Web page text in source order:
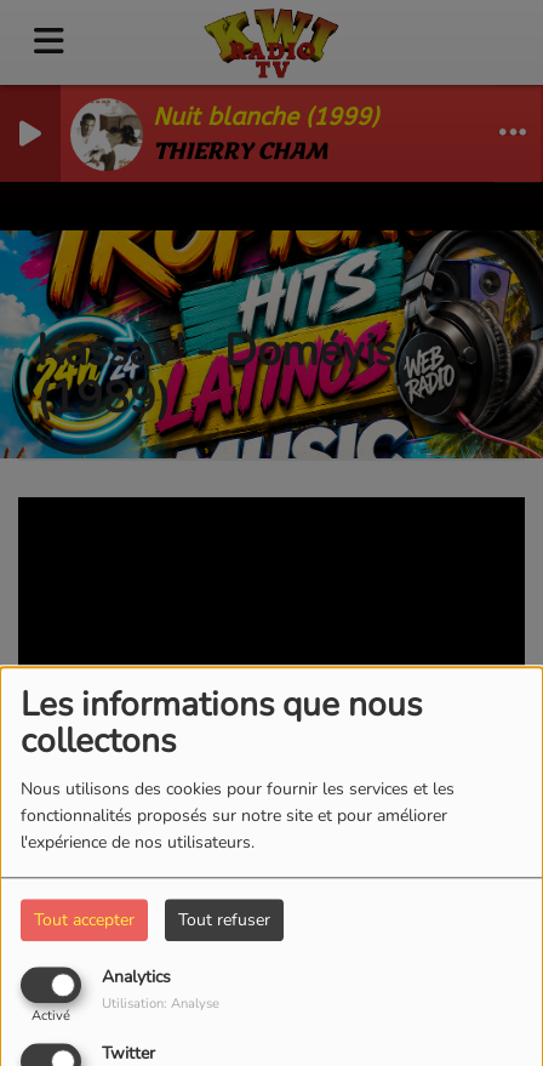
Les informations que nous
collectons
Nous utilisons des cookies pour fournir les services et les
fonctionnalités proposés sur notre site et pour améliorer
l'expérience de nos utilisateurs.
Tout accepter Tout refuser
Analytics
Activé
Utilisation: Analyse
Twitter
Nuit blanche (1999)
THIERRY CHAM
Kassav' - Doméyis
(1989)
29 JANVIER 2019 - 3343 VUES
KWI RADIO/TV
Commentaires(0)